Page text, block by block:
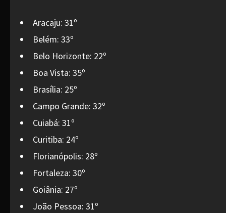
Aracaju: 31º
Belém: 33º
Belo Horizonte: 22º
Boa Vista: 35º
Brasília: 25º
Campo Grande: 32º
Cuiabá: 31º
Curitiba: 24º
Florianópolis: 28º
Fortaleza: 30º
Goiânia: 27º
João Pessoa: 31º